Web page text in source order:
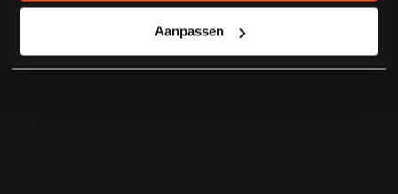
Aanpassen